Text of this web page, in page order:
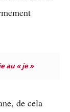
au « je »
de cela